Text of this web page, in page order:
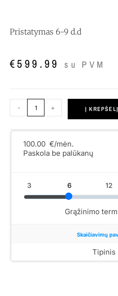
Pristatymas 6-9 d.d
€599.99 su PVM
- + Į KREPŠELĮ